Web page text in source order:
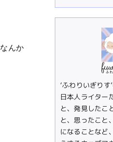
んか
‘ふわりいぎり
日本人ライター
と、発見したこ
と、思ったこと
になることなど